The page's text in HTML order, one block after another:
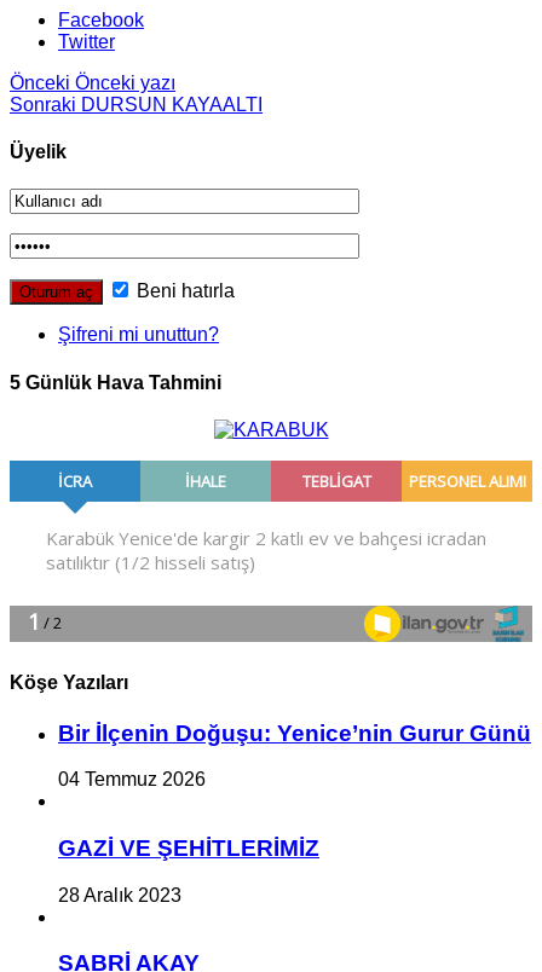
Facebook
Twitter
Önceki Önceki yazı
Sonraki DURSUN KAYAALTI
Üyelik
Beni hatırla
Şifreni mi unuttun?
5 Günlük Hava Tahmini
Köşe Yazıları
Bir İlçe­nin Do­ğu­şu: Ye­ni­ce’nin Gurur Günü
04 Temmuz 2026
GAZİ VE ŞEHİTLERİMİZ
28 Aralık 2023
SABRİ AKAY